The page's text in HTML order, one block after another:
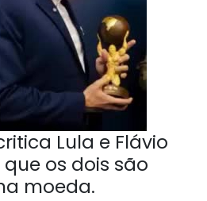
Lula e Flávio
os dois são
moeda.